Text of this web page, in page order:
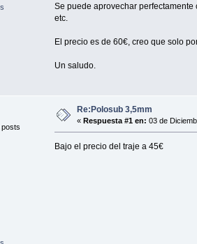
Se puede aprovechar
etc.
El precio es de 60€, creo que solo
Un saludo.
Re:Polosub 3,5mm
«Respuesta #1 en: 03 de
Bajo el precio del traje a 45€